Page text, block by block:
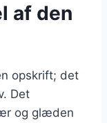
af den
opskrift; det
Det
og glæden